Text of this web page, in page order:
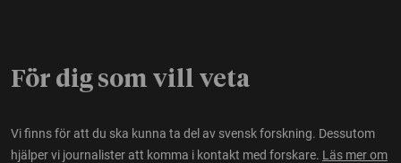
För dig som vill veta
Vi finns för att du ska kunna ta del av svensk forskning. Dessutom
hjälper vi journalister att komma i kontakt med forskare. Läs mer om